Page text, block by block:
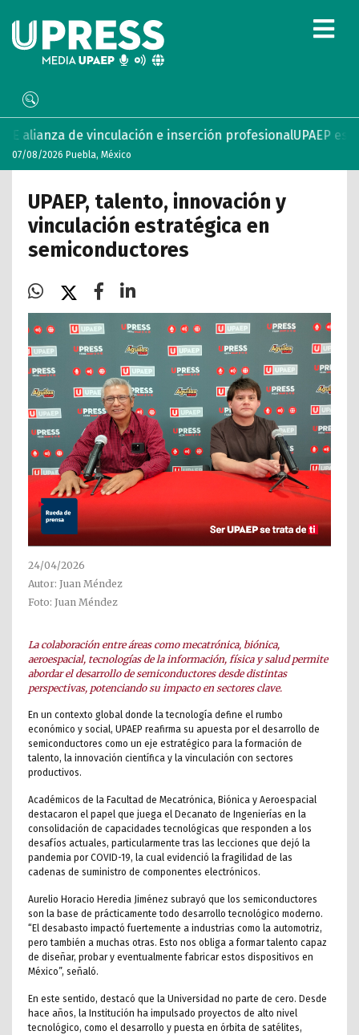
e inserción profesionalUPAEP estrena ‘Volar’,
07/08/2026 Puebla, México
UPAEP, talento, innovación y
vinculación estratégica en
semiconductores
24/04/2026
Autor: Juan Méndez
Foto: Juan Méndez
La colaboración entre áreas como mecatrónica, biónica,
aeroespacial, tecnologías de la información, física y salud permite
abordar el desarrollo de semiconductores desde distintas
perspectivas, potenciando su impacto en sectores clave.
En un contexto global donde la tecnología define el rumbo
económico y social, UPAEP reafirma su apuesta por el desarrollo de
semiconductores como un eje estratégico para la formación de
talento, la innovación científica y la vinculación con sectores
productivos.
Académicos de la Facultad de Mecatrónica, Biónica y Aeroespacial
destacaron el papel que juega el Decanato de Ingenierías en la
consolidación de capacidades tecnológicas que responden a los
desafíos actuales, particularmente tras las lecciones que dejó la
pandemia por COVID-19, la cual evidenció la fragilidad de las
cadenas de suministro de componentes electrónicos.
Aurelio Horacio Heredia Jiménez subrayó que los semiconductores
son la base de prácticamente todo desarrollo tecnológico moderno.
“El desabasto impactó fuertemente a industrias como la automotriz,
pero también a muchas otras. Esto nos obliga a formar talento capaz
de diseñar, probar y eventualmente fabricar estos dispositivos en
México”, señaló.
En este sentido, destacó que la Universidad no parte de cero. Desde
hace años, la Institución ha impulsado proyectos de alto nivel
tecnológico, como el desarrollo y puesta en órbita de satélites,